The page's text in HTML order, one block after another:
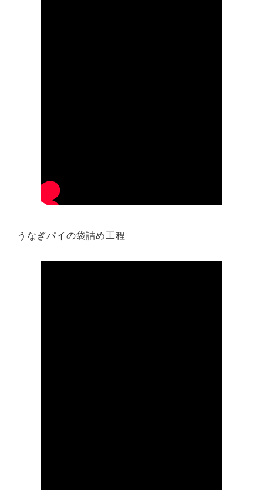
うなぎパイの袋詰め工程